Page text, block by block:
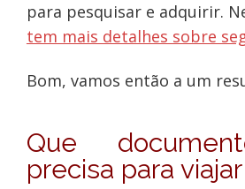
para pesquisar e adquirir.
tem mais detalhes sobre
Bom, vamos então a um
Que
precisa para